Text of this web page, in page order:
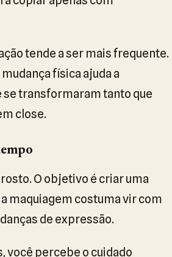
tende a ser mais frequente.
física ajuda a
se transformaram tanto que
close.
O objetivo é criar uma
maquiagem costuma vir com
de expressão.
você percebe o cuidado